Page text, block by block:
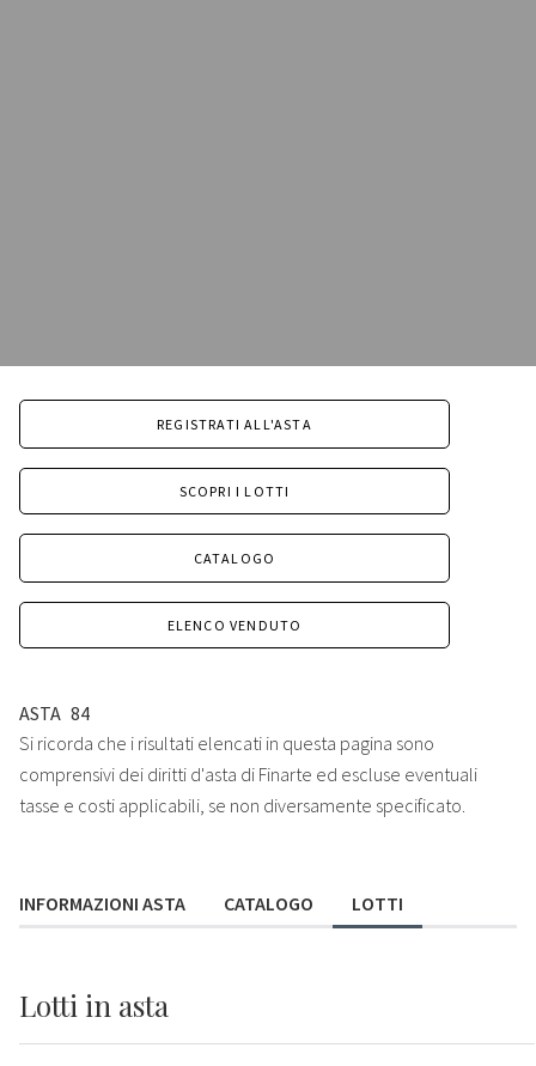
REGISTRATI ALL'ASTA
SCOPRI I LOTTI
CATALOGO
ELENCO VENDUTO
ASTA 84
Si ricorda che i risultati elencati in questa pagina sono
comprensivi dei diritti d'asta di Finarte ed escluse eventuali
tasse e costi applicabili, se non diversamente specificato.
INFORMAZIONI ASTA CATALOGO LOTTI
Lotti in asta